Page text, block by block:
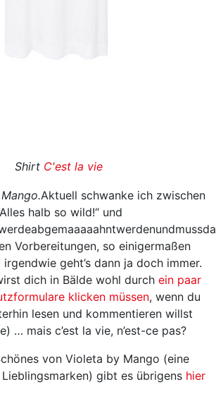
Shirt C'est la vie
Aktuell schwanke ich zwischen
halb so wild!“ und
Vorbereitungen, so einigermaßen
geht’s dann ja doch immer.
dich in Bälde wohl durch ein paar
klicken müssen, wenn du
lesen und kommentieren willst
… mais c’est la vie, n’est-ce pas?
von Violeta by Mango (eine
gibt es übrigens hier